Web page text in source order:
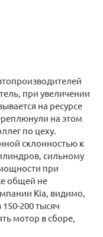
при увеличении
на ресурсе
на этом
по цеху.
склонностью к
сильному
при
общей не
Kia, видимо,
200 тысяч
мотор в сборе,